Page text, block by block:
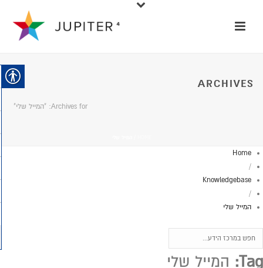
ARCHIVES
Archives for: "המייל שלי"
Home
/
Knowledgebase
/
המייל שלי
Tag: המייל שלי